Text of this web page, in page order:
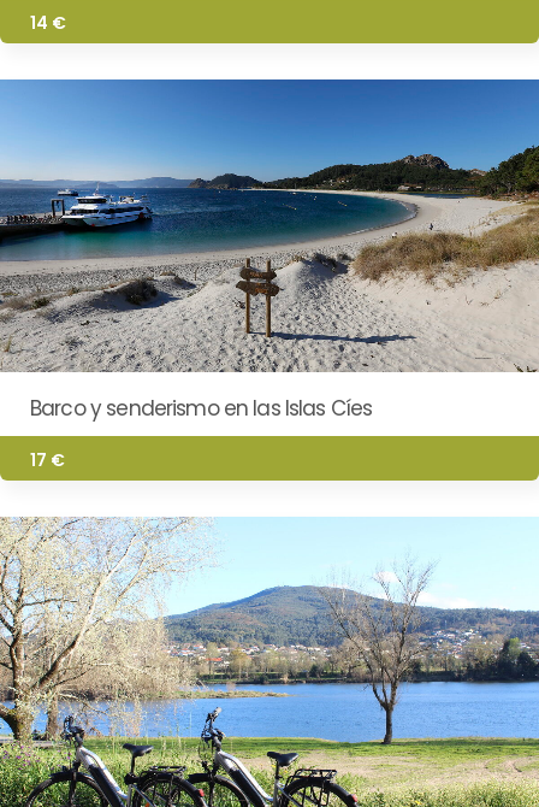
14 €
Barco y senderismo en las Islas Cíes
17 €